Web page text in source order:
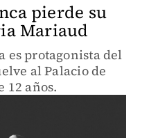
pierde su
Mariaud
protagonista del
al Palacio de
12 años.